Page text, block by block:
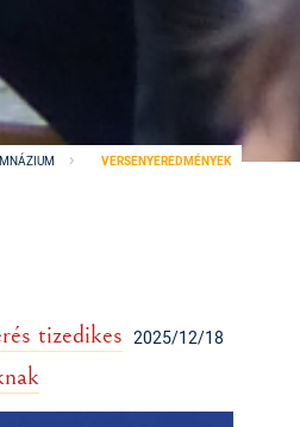
VERSENYEREDMÉNYEK
2025/12/18
tizedikes